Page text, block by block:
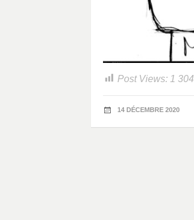
Post Views: 1 304
14 DÉCEMBRE 2020